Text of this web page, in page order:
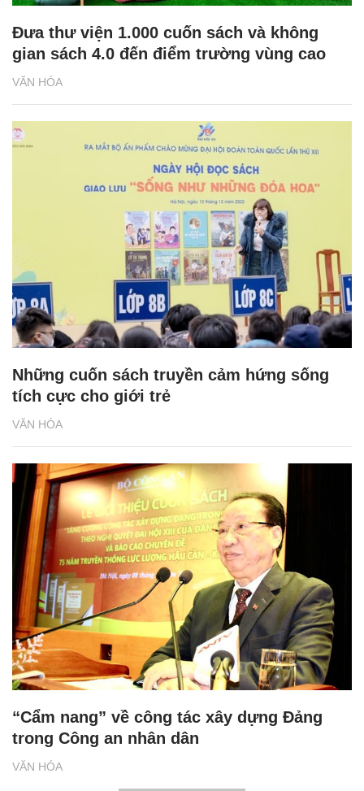
VĂN HÓA
Đưa thư viện 1.000 cuốn sách và không
gian sách 4.0 đến điểm trường vùng cao
VĂN HÓA
Những cuốn sách truyền cảm hứng sống
tích cực cho giới trẻ
VĂN HÓA
“Cẩm nang” về công tác xây dựng Đảng
trong Công an nhân dân